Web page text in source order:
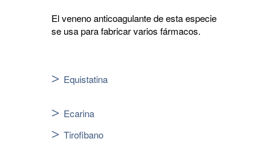
El veneno anticoagulante de esta especie
se usa para fabricar varios fármacos.
Equistatina
Ecarina
Tirofibano